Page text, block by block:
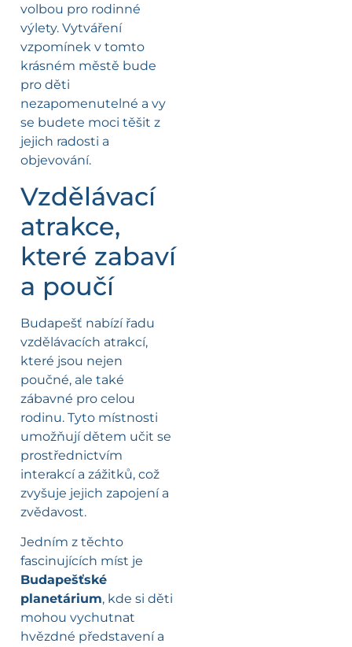
volbou pro rodinné
výlety. Vytváření
vzpomínek v tomto
krásném městě bude
pro děti
nezapomenutelné a vy
se budete moci těšit z
jejich radosti a
objevování.
Vzdělávací
atrakce,
které zabaví
a poučí
Budapešť nabízí řadu
vzdělávacích atrakcí,
které jsou nejen
poučné, ale také
zábavné pro celou
rodinu. Tyto místnosti
umožňují dětem učit se
prostřednictvím
interakcí a zážitků, což
zvyšuje jejich zapojení a
zvědavost.
Jedním z těchto
fascinujících míst je
Budapešťské
planetárium, kde si děti
mohou vychutnat
hvězdné představení a